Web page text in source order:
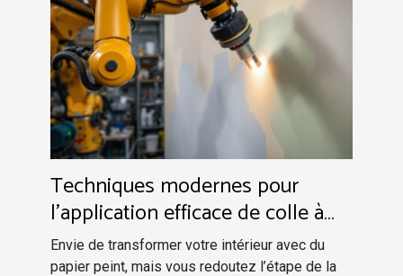
Techniques modernes pour
l'application efficace de colle à
papier peint
Envie de transformer votre intérieur avec du
papier peint, mais vous redoutez l’étape de la